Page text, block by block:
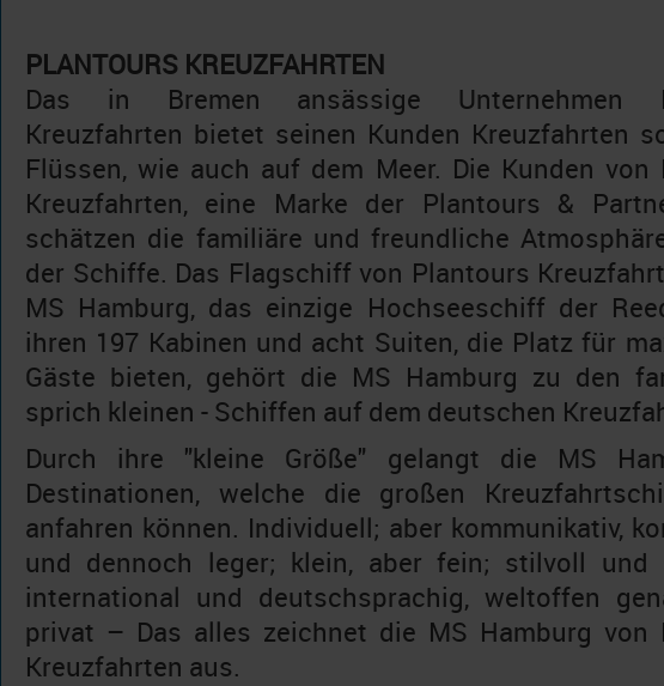
PLANTOURS KREUZFAHRTEN
Das in Bremen ansässige Unternehmen
Kreuzfahrten bietet seinen Kunden Kreuzfahrten
Flüssen, wie auch auf dem Meer. Die Kunden von
Kreuzfahrten, eine Marke der Plantours &
schätzen die familiäre und freundliche
der Schiffe. Das Flagschiff von Plantours
MS Hamburg, das einzige Hochseeschiff der
ihren 197 Kabinen und acht Suiten, die Platz für
Gäste bieten, gehört die MS Hamburg zu den
sprich kleinen - Schiffen auf dem deutschen
Durch ihre "kleine Größe" gelangt die MS
Destinationen, welche die großen
anfahren können. Individuell; aber kommunikativ,
und dennoch leger; klein, aber fein; stilvoll und
international und deutschsprachig, weltoffen
privat – Das alles zeichnet die MS Hamburg von
Kreuzfahrten aus.